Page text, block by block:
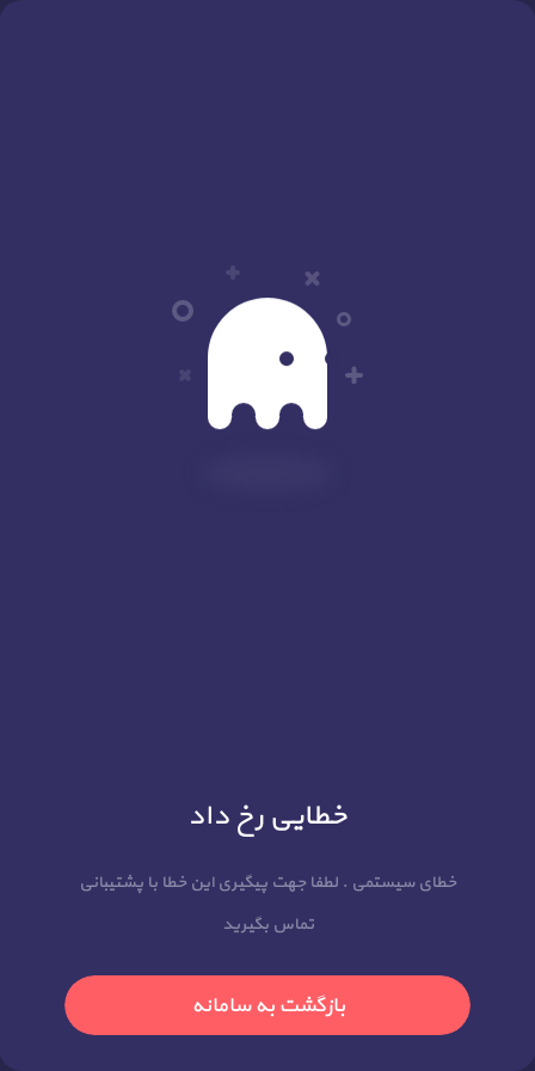
خطایی رخ داد
خطای سیستمی . لطفا جهت پیگیری این خطا با پشتیبانی
تماس بگیرید
بازگشت به سامانه